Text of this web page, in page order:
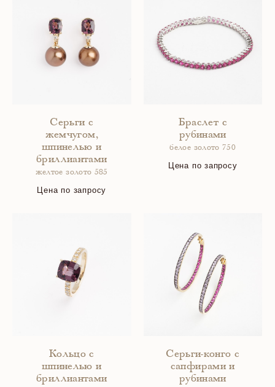
Серьги с
жемчугом,
шпинелью и
бриллиантами
желтое золото 585
Цена по запросу
Браслет с
рубинами
белое золото 750
Цена по запросу
Кольцо с
шпинелью и
бриллиантами
Серьги-конго с
сапфирами и
рубинами